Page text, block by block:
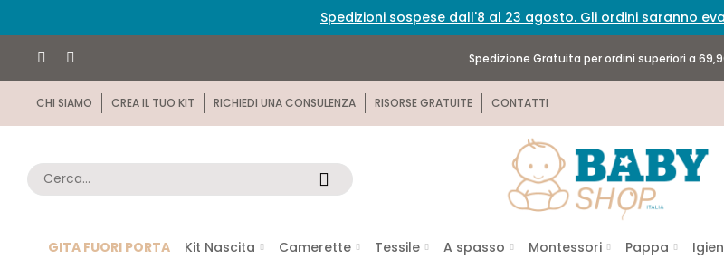
Spedizioni sospese dall'8 al 23 agosto. Gli ordini saranno
Spedizione Gratuita per ordini superiori a
CHI SIAMO CREA IL TUO KIT RICHIEDI UNA CONSULENZA RISORSE GRATUITE CONTATTI
GITA FUORI PORTA Kit Nascita Camerette Tessile A spasso Montessori Pappa